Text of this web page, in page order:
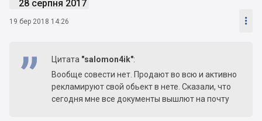
28 серпня 2017
19 бер 2018 14:26 
Цитата "salomon4ik":
Вообще совести нет. Продают во всю и активно
рекламируют свой обьект в нете. Сказали, что
сегодня мне все документы вышлют на почту